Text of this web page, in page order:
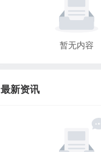
暂无内容
最新资讯